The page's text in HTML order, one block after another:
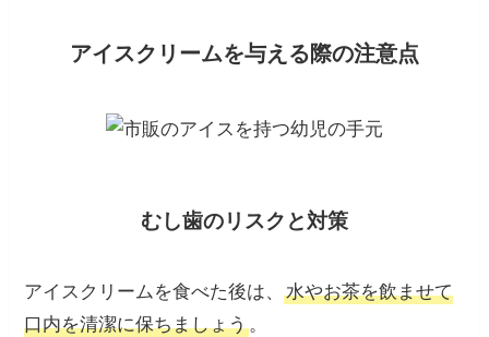
アイスクリームを与える際の注意点
むし歯のリスクと対策
アイスクリームを食べた後は、水やお茶を飲ませて
口内を清潔に保ちましょう。